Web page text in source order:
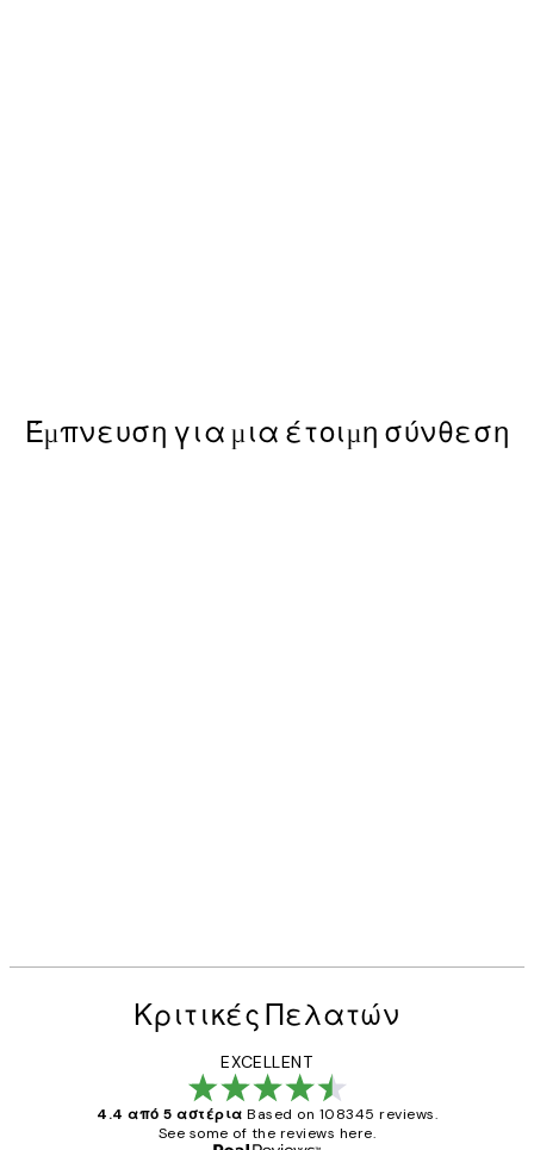
Έμπνευση για μια έτοιμη σύνθεση
Κριτικές Πελατών
EXCELLENT
4.4 από 5 αστέρια Based on 108345 reviews.
See some of the reviews here.